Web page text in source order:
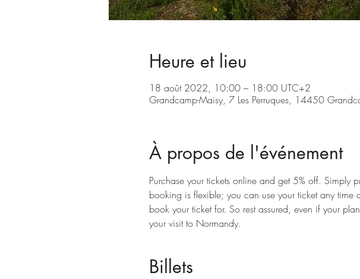
Heure et lieu
18 août 2022, 10:00 – 18:00 UTC+2
Grandcamp-Maisy, 7 Les Perruques, 14450
À propos de l'événement
Purchase your tickets online and get 5% off. Simply
booking is flexible; you can use your ticket any
book your ticket for. So rest assured, even if your
your visit to Normandy.
Billets